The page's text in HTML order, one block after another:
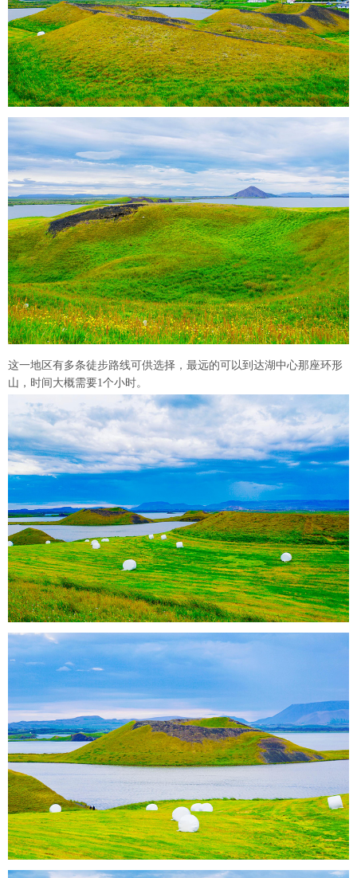
这一地区有多条徒步路线可供选择，最远的可以到达湖中心那座环形
山，时间大概需要1个小时。